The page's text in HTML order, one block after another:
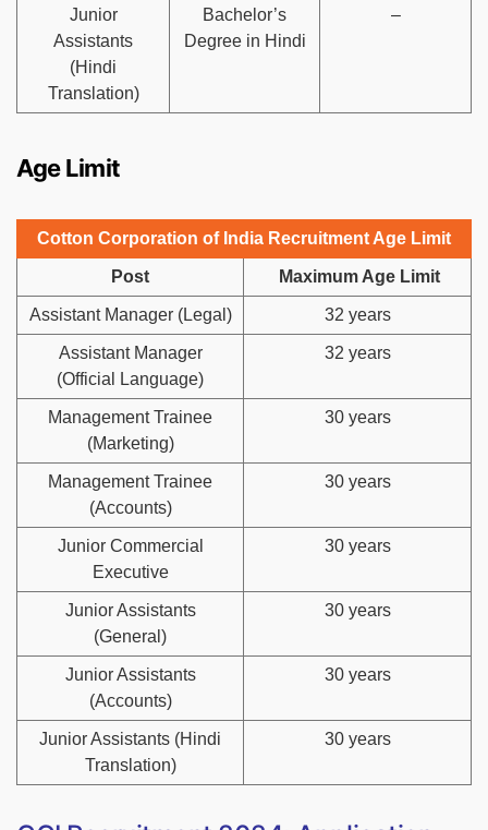
Junior
Assistants
(Hindi
Translation)
Bachelor’s
Degree in Hindi
–
Age Limit
Cotton Corporation of India Recruitment Age Limit
Post Maximum Age Limit
Assistant Manager (Legal) 32 years
Assistant Manager
(Official Language)
32 years
Management Trainee
(Marketing)
30 years
Management Trainee
(Accounts)
30 years
Junior Commercial
Executive
30 years
Junior Assistants
(General)
30 years
Junior Assistants
(Accounts)
30 years
Junior Assistants (Hindi
Translation)
30 years